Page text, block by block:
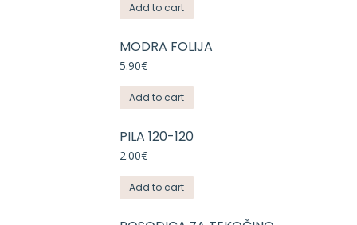
Add to cart
MODRA FOLIJA
5.90€
Add to cart
PILA 120-120
2.00€
Add to cart